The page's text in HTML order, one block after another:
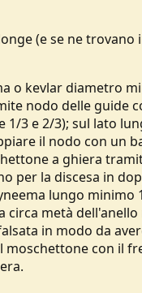
(e se ne
o kevlar diametro
nodo delle guide
1/3 e 2/3); sul lato
il nodo con un
a ghiera
per la discesa in
lungo
metà
in modo da
moschettone con il